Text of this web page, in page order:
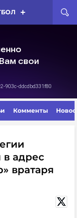
Комменты
в адрес
вратаря